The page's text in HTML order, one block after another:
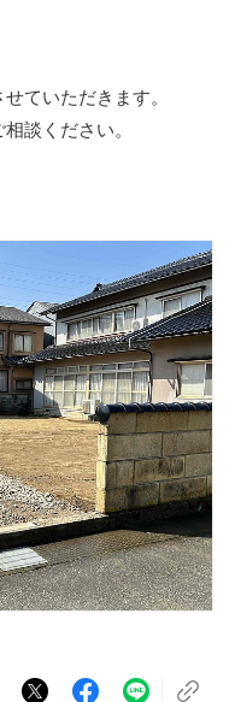
ていただきます。
談ください。